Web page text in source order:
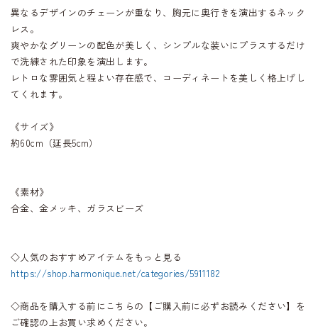
異なるデザインのチェーンが重なり、胸元に奥行きを演出するネック
レス。
爽やかなグリーンの配色が美しく、シンプルな装いにプラスするだけ
で洗練された印象を演出します。
レトロな雰囲気と程よい存在感で、コーディネートを美しく格上げし
てくれます。
《サイズ》
約60cm（延長5cm）
《素材》
合金、金メッキ、ガラスビーズ
◇人気のおすすめアイテムをもっと見る
https://shop.harmonique.net/categories/5911182
◇商品を購入する前にこちらの【ご購入前に必ずお読みください】を
ご確認の上お買い求めください。